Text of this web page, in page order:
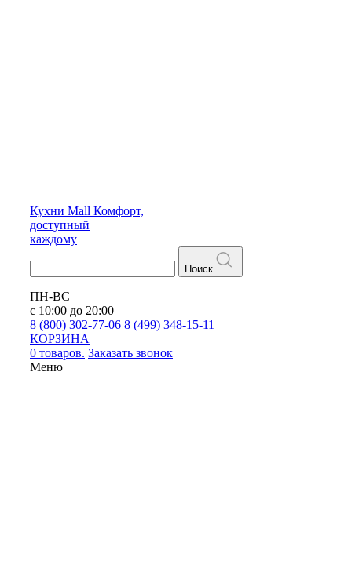
Кухни Mall Комфорт,
доступный
каждому
Поиск
ПН-ВС
с 10:00 до 20:00
8 (800) 302-77-06 8 (499) 348-15-11
КОРЗИНА
0 товаров. Заказать звонок
Меню